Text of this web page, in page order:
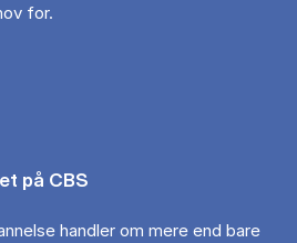
for.
på CBS
handler om mere end bare